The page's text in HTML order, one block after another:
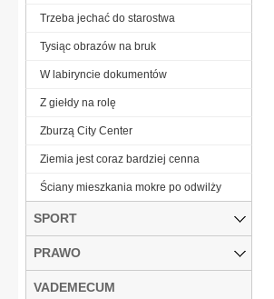
Trzeba jechać do starostwa
Tysiąc obrazów na bruk
W labiryncie dokumentów
Z giełdy na rolę
Zburzą City Center
Ziemia jest coraz bardziej cenna
Ściany mieszkania mokre po odwilży
SPORT
PRAWO
VADEMECUM